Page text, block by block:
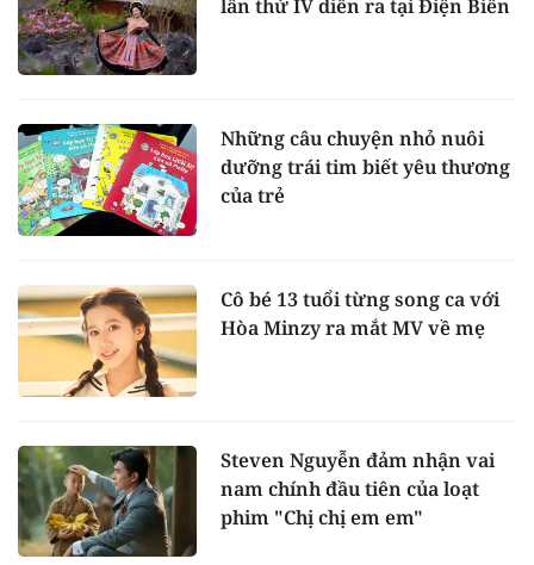
lần thứ IV diễn ra tại Điện Biên
Những câu chuyện nhỏ nuôi
dưỡng trái tim biết yêu thương
của trẻ
Cô bé 13 tuổi từng song ca với
Hòa Minzy ra mắt MV về mẹ
Steven Nguyễn đảm nhận vai
nam chính đầu tiên của loạt
phim "Chị chị em em"